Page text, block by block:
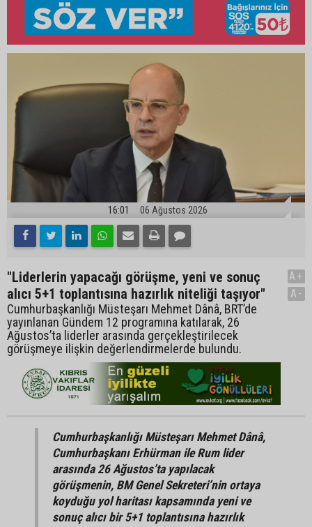
16:01 06 Ağustos 2026
"Liderlerin yapacağı görüşme, yeni ve sonuç
alıcı 5+1 toplantısına hazırlık niteliği taşıyor"
Cumhurbaşkanlığı Müsteşarı Mehmet Dânâ, BRT’de
yayınlanan Gündem 12 programına katılarak, 26
Ağustos’ta liderler arasında gerçekleştirilecek
görüşmeye ilişkin değerlendirmelerde bulundu.
A+
A-
Cumhurbaşkanlığı Müsteşarı Mehmet Dânâ,
Cumhurbaşkanı Erhürman ile Rum lider
arasında 26 Ağustos’ta yapılacak
görüşmenin, BM Genel Sekreteri’nin ortaya
koyduğu yol haritası kapsamında yeni ve
sonuç alıcı bir 5+1 toplantısına hazırlık